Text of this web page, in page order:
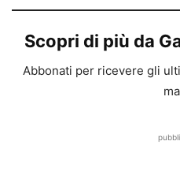
Scopri di più da
Abbonati per ricevere gli